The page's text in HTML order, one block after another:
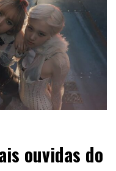
ouvidas do